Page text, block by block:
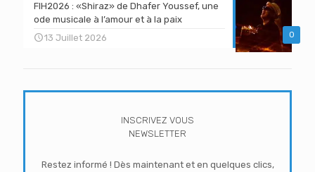
0
FIH2026 : «Shiraz» de Dhafer Youssef, une
ode musicale à l’amour et à la paix
13 Juillet 2026
INSCRIVEZ VOUS
NEWSLETTER
Restez informé ! Dès maintenant et en quelques clics,